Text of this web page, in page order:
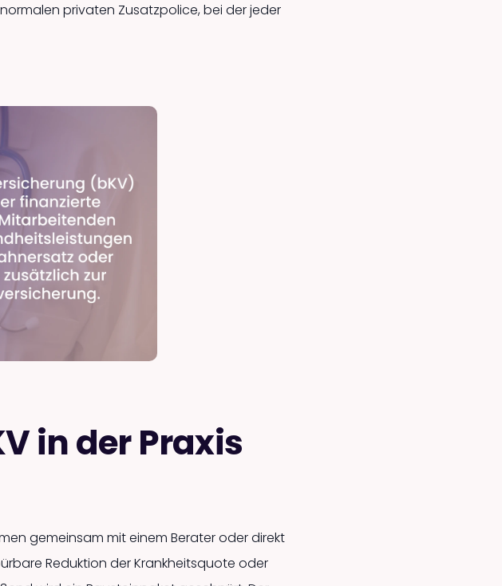
privaten Zusatzpolice, bei der jeder
in der Praxis
gemeinsam mit einem Berater oder direkt
Reduktion der Krankheits­quote oder